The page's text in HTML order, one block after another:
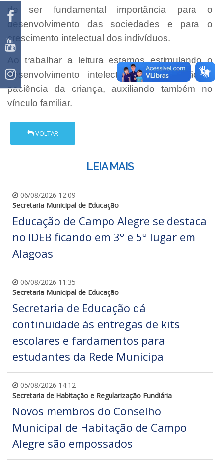
de ser fundamental importância para o
desenvolvimento das sociedades e para o
crescimento intelectual dos indivíduos.
Ao trabalhar a leitura estamos estimulando o
desenvolvimento intelectual, concentração e
paciência da criança, auxiliando também no
vínculo familiar.
VOLTAR
LEIA MAIS
06/08/2026 12:09
Secretaria Municipal de Educação
Educação de Campo Alegre se destaca
no IDEB ficando em 3º e 5º lugar em
Alagoas
06/08/2026 11:35
Secretaria Municipal de Educação
Secretaria de Educação dá
continuidade às entregas de kits
escolares e fardamentos para
estudantes da Rede Municipal
05/08/2026 14:12
Secretaria de Habitação e Regularização Fundiária
Novos membros do Conselho
Municipal de Habitação de Campo
Alegre são empossados